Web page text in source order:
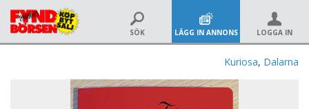
SÖK LÄGG IN ANNONS LOGGA IN
Kuriosa, Dalarna